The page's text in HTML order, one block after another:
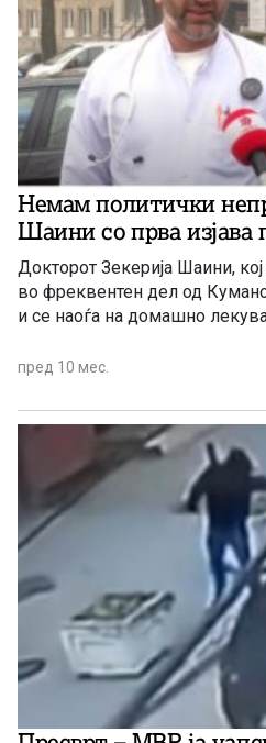
Немам политички
Шаини со прва изјава
Докторот Зекерија Шаини,
во фреквентен дел од
и се наоѓа на домашно
пред 10 мес.